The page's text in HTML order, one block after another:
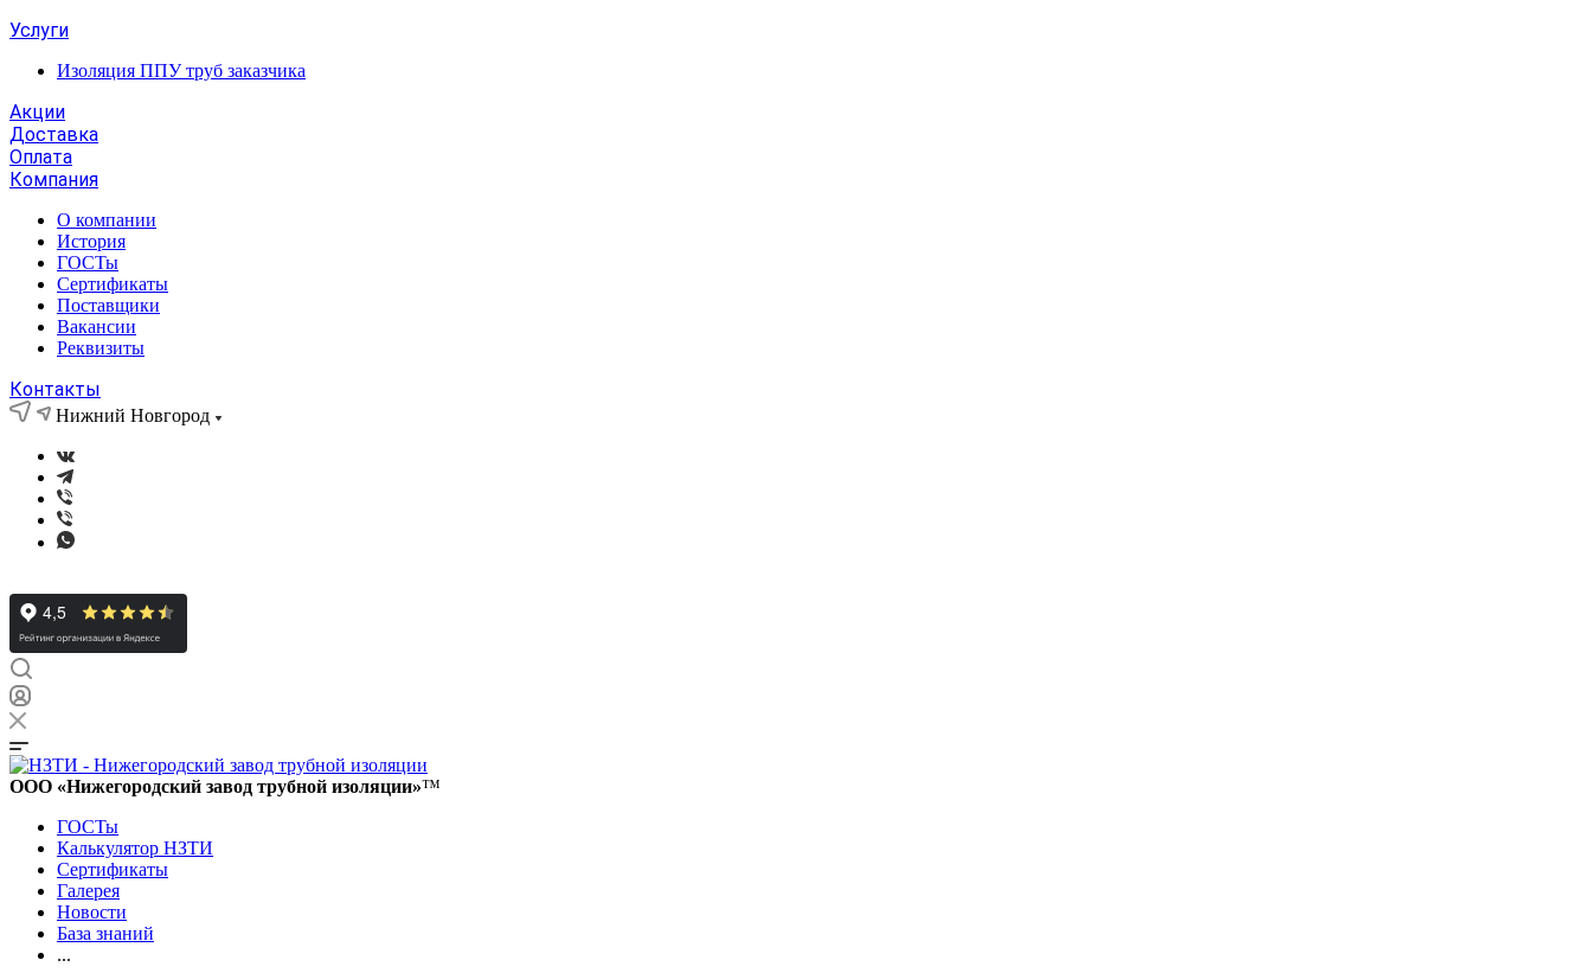
Услуги
Изоляция ППУ труб заказчика
Акции
Доставка
Оплата
Компания
О компании
История
ГОСТы
Сертификаты
Поставщики
Вакансии
Реквизиты
Контакты
Нижний Новгород
ООО «Нижегородский завод трубной изоляции»™
ГОСТы
Калькулятор НЗТИ
Сертификаты
Галерея
Новости
База знаний
...